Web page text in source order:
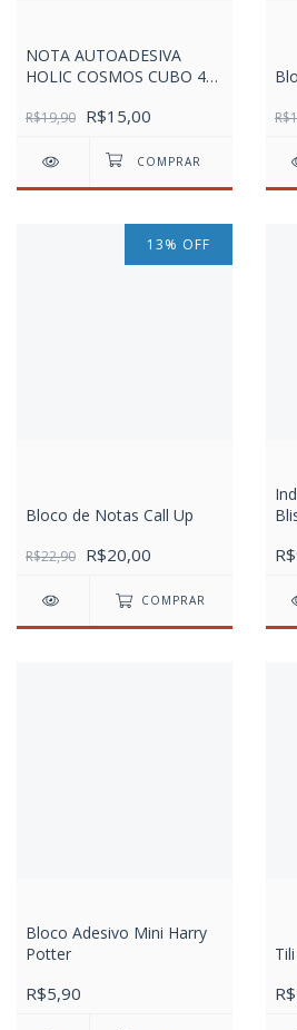
NOTA AUTOADESIVA
HOLIC COSMOS CUBO 400
R$19,90 R$15,00
13% OFF
Bloco de Notas Call Up
R$22,90 R$20,00
COMPRAR
Bloco Adesivo Mini Harry
Potter
R$5,90